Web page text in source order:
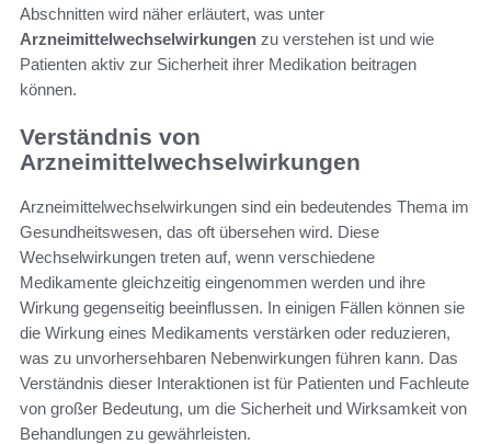
Abschnitten wird näher erläutert, was unter
Arzneimittelwechselwirkungen zu verstehen ist und wie
Patienten aktiv zur Sicherheit ihrer Medikation beitragen
können.
Verständnis von
Arzneimittelwechselwirkungen
Arzneimittelwechselwirkungen sind ein bedeutendes Thema im
Gesundheitswesen, das oft übersehen wird. Diese
Wechselwirkungen treten auf, wenn verschiedene
Medikamente gleichzeitig eingenommen werden und ihre
Wirkung gegenseitig beeinflussen. In einigen Fällen können sie
die Wirkung eines Medikaments verstärken oder reduzieren,
was zu unvorhersehbaren Nebenwirkungen führen kann. Das
Verständnis dieser Interaktionen ist für Patienten und Fachleute
von großer Bedeutung, um die Sicherheit und Wirksamkeit von
Behandlungen zu gewährleisten.